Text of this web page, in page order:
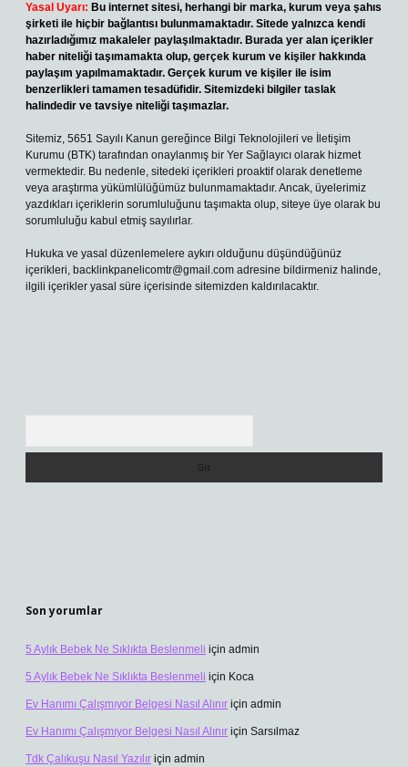
Yasal Uyarı: Bu internet sitesi, herhangi bir marka, kurum veya şahıs
şirketi ile hiçbir bağlantısı bulunmamaktadır. Sitede yalnızca kendi
hazırladığımız makaleler paylaşılmaktadır. Burada yer alan içerikler
haber niteliği taşımamakta olup, gerçek kurum ve kişiler hakkında
paylaşım yapılmamaktadır. Gerçek kurum ve kişiler ile isim
benzerlikleri tamamen tesadüfidir. Sitemizdeki bilgiler taslak
halindedir ve tavsiye niteliği taşımazlar.
Sitemiz, 5651 Sayılı Kanun gereğince Bilgi Teknolojileri ve İletişim
Kurumu (BTK) tarafından onaylanmış bir Yer Sağlayıcı olarak hizmet
vermektedir. Bu nedenle, sitedeki içerikleri proaktif olarak denetleme
veya araştırma yükümlülüğümüz bulunmamaktadır. Ancak, üyelerimiz
yazdıkları içeriklerin sorumluluğunu taşımakta olup, siteye üye olarak bu
sorumluluğu kabul etmiş sayılırlar.
Hukuka ve yasal düzenlemelere aykırı olduğunu düşündüğünüz
içerikleri, backlinkpanelicomtr@gmail.com adresine bildirmeniz halinde,
ilgili içerikler yasal süre içerisinde sitemizden kaldırılacaktır.
Son yorumlar
5 Aylık Bebek Ne Sıklıkta Beslenmeli için admin
5 Aylık Bebek Ne Sıklıkta Beslenmeli için Koca
Ev Hanımı Çalışmıyor Belgesi Nasıl Alınır için admin
Ev Hanımı Çalışmıyor Belgesi Nasıl Alınır için Sarsılmaz
Tdk Çalıkuşu Nasıl Yazılır için admin